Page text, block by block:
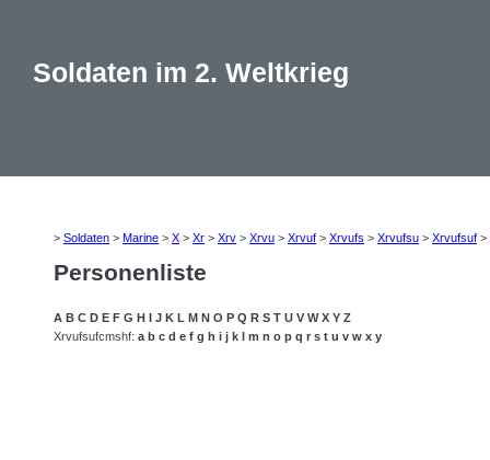
Soldaten im 2. Weltkrieg
> Soldaten > Marine > X > Xr > Xrv > Xrvu > Xrvuf > Xrvufs > Xrvufsu > Xrvufsuf >
Personenliste
A B C D E F G H I J K L M N O P Q R S T U V W X Y Z
Xrvufsufcmshf: a b c d e f g h i j k l m n o p q r s t u v w x y